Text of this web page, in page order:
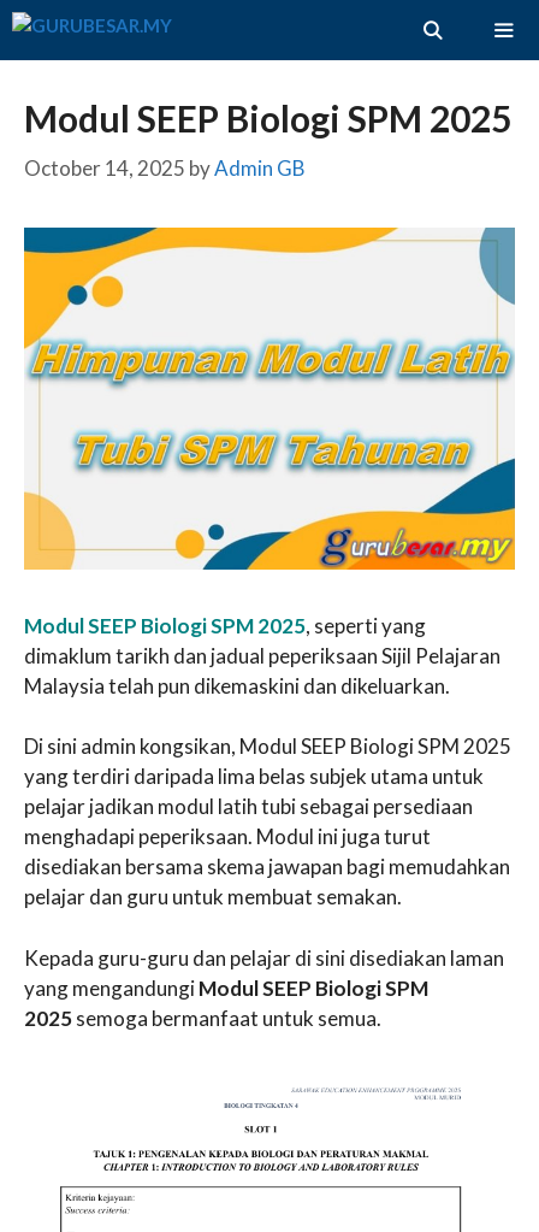
Skip
Modul SEEP Biologi SPM 2025
October 14, 2025 byAdmin GB
Modul SEEP Biologi SPM 2025, seperti yang
dimaklum tarikh dan jadual peperiksaan Sijil Pelajaran
Malaysia telah pun dikemaskini dan dikeluarkan.
Di sini admin kongsikan, Modul SEEP Biologi SPM 2025
yang terdiri daripada lima belas subjek utama untuk
pelajar jadikan modul latih tubi sebagai persediaan
menghadapi peperiksaan. Modul ini juga turut
disediakan bersama skema jawapan bagi memudahkan
pelajar dan guru untuk membuat semakan.
Kepada guru-guru dan pelajar di sini disediakan laman
yang mengandungiModul SEEP Biologi SPM
2025semoga bermanfaat untuk semua.